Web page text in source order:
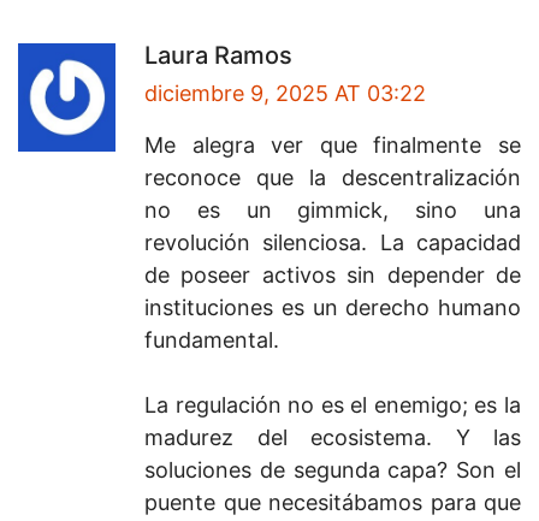
Laura Ramos
diciembre 9, 2025 AT 03:22
Me alegra ver que finalmente se
reconoce que la descentralización
no es un gimmick, sino una
revolución silenciosa. La capacidad
de poseer activos sin depender de
instituciones es un derecho humano
fundamental.
La regulación no es el enemigo; es la
madurez del ecosistema. Y las
soluciones de segunda capa? Son el
puente que necesitábamos para que